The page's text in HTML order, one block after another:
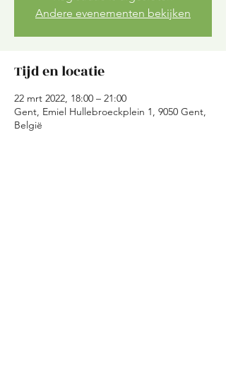
Andere evenementen bekijken
Tijd en locatie
22 mrt 2022, 18:00 – 21:00
Gent, Emiel Hullebroeckplein 1, 9050 Gent,
België